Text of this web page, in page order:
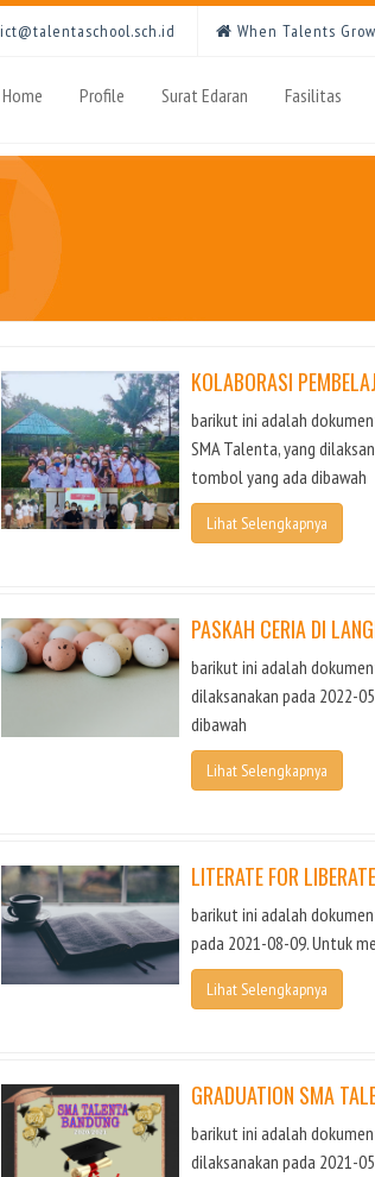
ict@talentaschool.sch.id When Talents Grow
Home Profile Surat Edaran Fasilitas
KOLABORASI
barikut ini adalah
SMA Talenta, yang
tombol yang ada dibawah
Lihat Selengkapnya
PASKAH CERIA DI
barikut ini adalah
dilaksanakan pada 2022-
dibawah
Lihat Selengkapnya
LITERATE FOR LIBERATE
barikut ini adalah
pada 2021-08-09. Untuk
Lihat Selengkapnya
GRADUATION SMA
barikut ini adalah
dilaksanakan pada 2021-